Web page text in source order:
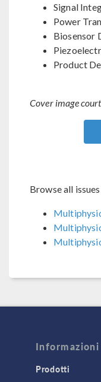
Signal
Power
Biosensor
Product
Cover image
Browse all
Prodotti